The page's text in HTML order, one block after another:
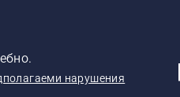
нарушения